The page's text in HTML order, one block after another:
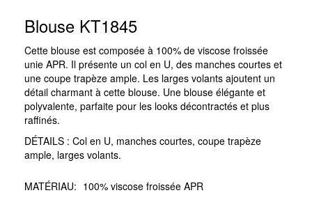
Blouse KT1845
Cette blouse est composée à 100% de viscose froissée
unie APR. Il présente un col en U, des manches courtes et
une coupe trapèze ample. Les larges volants ajoutent un
détail charmant à cette blouse. Une blouse élégante et
polyvalente, parfaite pour les looks décontractés et plus
raffinés.
DÉTAILS : Col en U, manches courtes, coupe trapèze
ample, larges volants.
MATÉRIAU: 100% viscose froissée APR